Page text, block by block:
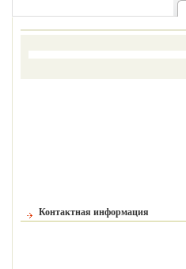
Контактная информация